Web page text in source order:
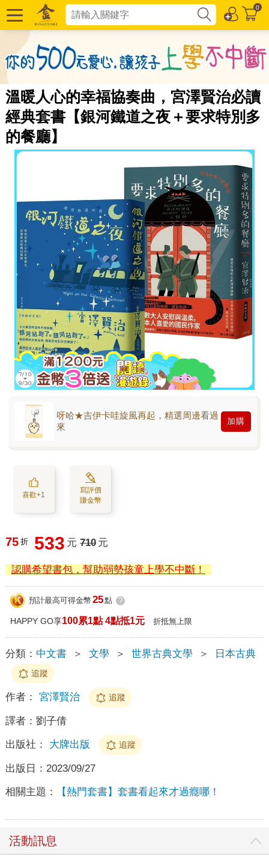
0
溫暖人心的幸福協奏曲，宮澤賢治必讀
經典套書【銀河鐵道之夜＋要求特別多
的餐廳】
呀哈★吉伊卡哇旋風再起，精選周邊看過
來
加購
喜歡+1
寫評價
賺金幣
75 折 533 元 710 元
認購希望書包，幫助弱勢孩童上學不中斷！
預計最高可得金幣 25點 ?
HAPPY GO享100累1點 4點抵1元 折抵無上限
分類： 中文書 ＞ 文學 ＞ 世界古典文學 ＞ 日本古典
追蹤
作者： 宮澤賢治 追蹤
譯者： 劉子倩
出版社： 大牌出版 追蹤
出版日： 2023/09/27
相關主題： 【熱門套書】套書看起來才過癮哪！
活動訊息